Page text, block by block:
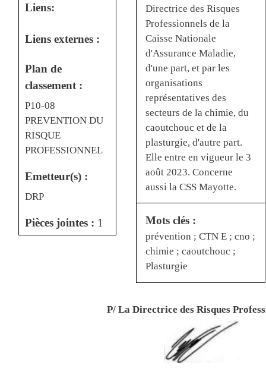
Liens:
Liens externes :
Plan de
classement :
P10-08
PREVENTION DU
RISQUE
PROFESSIONNEL
Emetteur(s) :
DRP
Pièces jointes : 1
Directrice des Risques
Professionnels de la
Caisse Nationale
d'Assurance Maladie,
d'une part, et par les
organisations
représentatives des
secteurs de la chimie, du
caoutchouc et de la
plasturgie, d'autre part.
Elle entre en vigueur le 3
août 2023. Concerne
aussi la CSS Mayotte.
Mots clés :
prévention ; CTN E ; cno ;
chimie ; caoutchouc ;
Plasturgie
P/ La Directrice des Risques